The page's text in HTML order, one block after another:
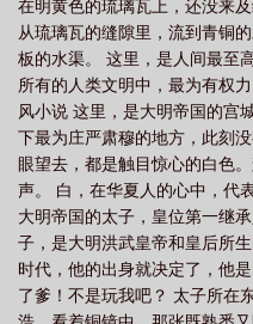
听书 我祖父是朱元璋笔趣阁 我
集 我祖父是朱元璋的什么 我祖
弹窗 我祖父是朱元璋几个女主结局
元璋女主角 我祖父是朱元璋女主
免费阅读无弹窗 我祖父是朱元璋女
父是朱元璋朱允熥 我祖父是朱元璋
节 我祖父是朱元璋贴吧 我祖父
父是朱元璋岁月神偷 我祖父是朱元
笔趣阁免费阅读
在明黄色的琉璃瓦上，还没来
从琉璃瓦的缝隙里，流到青铜
板的水渠。 这里，是人间最至
所有的人类文明中，最为有权
风小说 这里，是大明帝国的宫
下最为庄严肃穆的地方，此刻
眼望去，都是触目惊心的白色
声。 白，在华夏人的心中，代
大明帝国的太子，皇位第一继
子，是大明洪武皇帝和皇后所
时代，他的出身就决定了，他
了爹！不是玩我吧？ 太子所在